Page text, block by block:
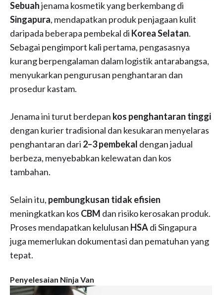
Sebuahjenama kosmetik yang berkembang di
Singapura, mendapatkan produk penjagaan kulit
daripada beberapa pembekal di Korea Selatan.
Sebagai pengimport kali pertama, pengasasnya
kurang berpengalaman dalam logistik antarabangsa,
menyukarkan pengurusan penghantaran dan
prosedur kastam.
Jenama ini turut berdepan kos penghantaran tinggi
dengan kurier tradisional dan kesukaran menyelaras
penghantaran dari 2–3 pembekal dengan jadual
berbeza, menyebabkan kelewatan dan kos
tambahan.
Selain itu, pembungkusan tidak efisien
meningkatkan kos CBM dan risiko kerosakan produk.
Proses mendapatkan kelulusan HSAdi Singapura
juga memerlukan dokumentasi dan pematuhan yang
tepat.
Penyelesaian Ninja Van